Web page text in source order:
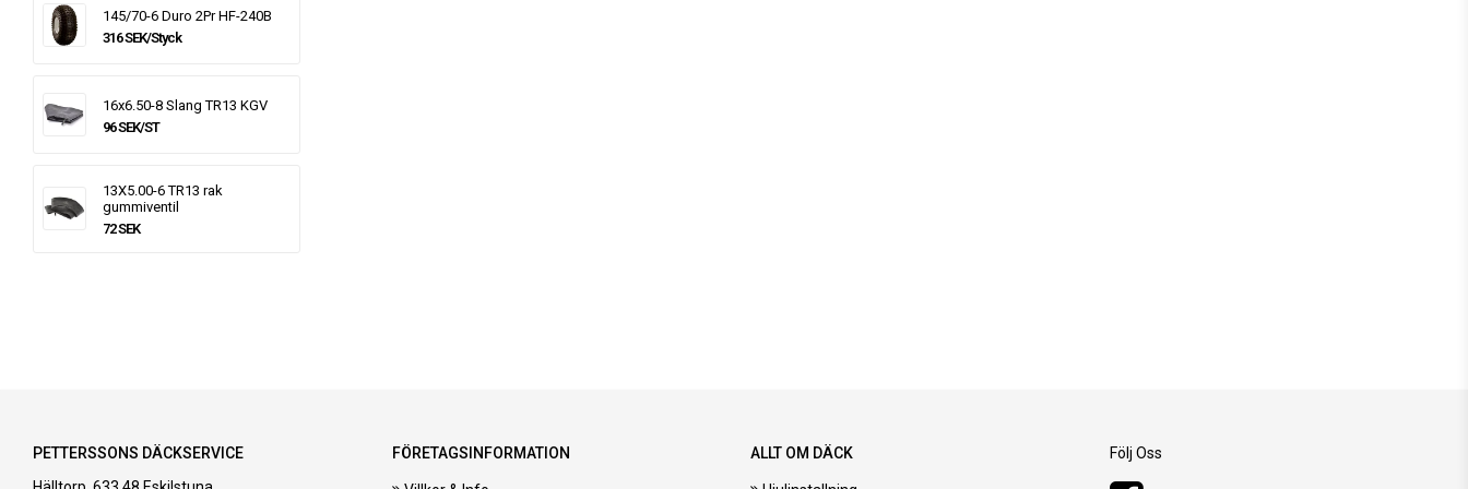
145/70-6 Duro 2Pr HF-240B
316 SEK/Styck
16x6.50-8 Slang TR13 KGV
96 SEK/ST
13X5.00-6 TR13 rak
gummiventil
72 SEK
PETTERSSONS DÄCKSERVICE
FÖRETAGSINFORMATION ALLT OM DÄCK Följ Oss